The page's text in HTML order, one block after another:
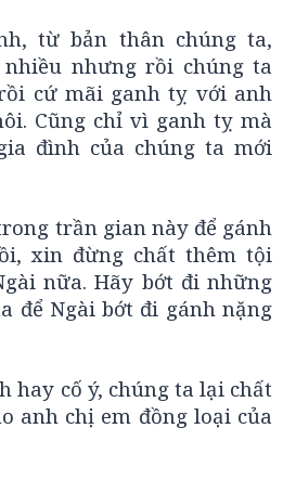
từ bản thân chúng ta,
nhưng rồi chúng ta
cứ mãi ganh tỵ với anh
Cũng chỉ vì ganh tỵ mà
đình của chúng ta mới
trần gian này để gánh
xin đừng chất thêm tội
nữa. Hãy bớt đi những
để Ngài bớt đi gánh nặng
hay cố ý, chúng ta lại chất
anh chị em đồng loại của